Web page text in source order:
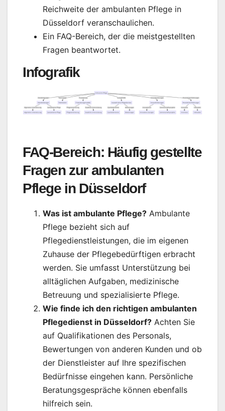
Reichweite der ambulanten Pflege in
Düsseldorf veranschaulichen.
Ein FAQ-Bereich, der die meistgestellten
Fragen beantwortet.
Infografik
FAQ-Bereich: Häufig gestellte
Fragen zur ambulanten
Pflege in Düsseldorf
Was ist ambulante Pflege? Ambulante
Pflege bezieht sich auf
Pflegedienstleistungen, die im eigenen
Zuhause der Pflegebedürftigen erbracht
werden. Sie umfasst Unterstützung bei
alltäglichen Aufgaben, medizinische
Betreuung und spezialisierte Pflege.
Wie finde ich den richtigen ambulanten
Pflegedienst in Düsseldorf? Achten Sie
auf Qualifikationen des Personals,
Bewertungen von anderen Kunden und ob
der Dienstleister auf Ihre spezifischen
Bedürfnisse eingehen kann. Persönliche
Beratungsgespräche können ebenfalls
hilfreich sein.